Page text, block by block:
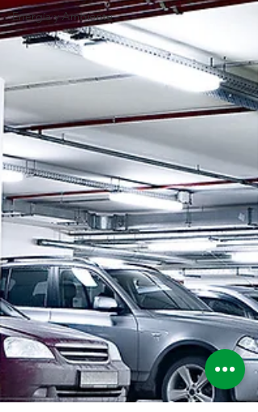
Energía y Ambiente